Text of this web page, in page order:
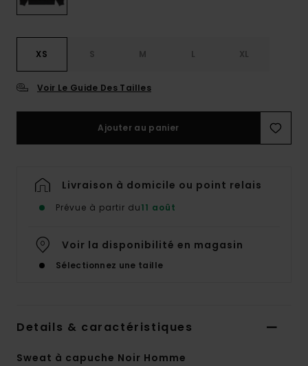
XS S M L XL
Voir Le Guide Des Tailles
Ajouter au panier
Livraison à domicile ou point relais
Prévue à partir du11 août
Voir la disponibilité en magasin
Sélectionnez une taille
Details & caractéristiques
Sweat à capuche Noir Homme